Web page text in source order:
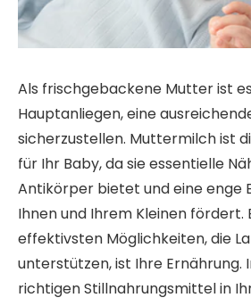
Als frischgebackene Mutter ist
Hauptanliegen, eine
sicherzustellen. Muttermilch ist
für Ihr Baby, da sie essentielle
Antikörper bietet und eine enge
Ihnen und Ihrem Kleinen fördert.
effektivsten Möglichkeiten, die
unterstützen, ist Ihre Ernährung.
richtigen Stillnahrungsmittel in